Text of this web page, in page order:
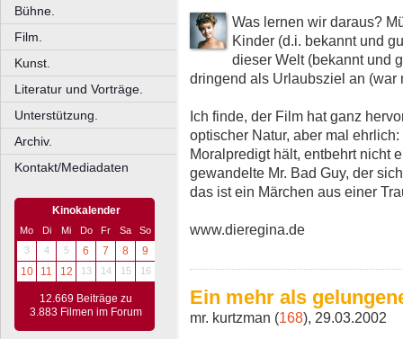
Bühne.
Film.
Kunst.
Literatur und Vorträge.
Unterstützung.
Archiv.
Kontakt/Mediadaten
Kinokalender
Mo Di Mi Do Fr Sa
So
3
4 5 6 7 8
9
10
11 12 13 14 15 16
12.669 Beiträge zu
3.883 Filmen im Forum
Was lernen wir daraus?
Kinder (d.i. bekannt und
dieser Welt (bekannt und
dringend als Urlaubsziel an (war
Ich finde, der Film hat ganz
optischer Natur, aber mal
Moralpredigt hält, entbehrt nicht
gewandelte Mr. Bad Guy, der
das ist ein Märchen aus einer
www.dieregina.de
Ein mehr als
mr. kurtzman (168), 29.03.2002